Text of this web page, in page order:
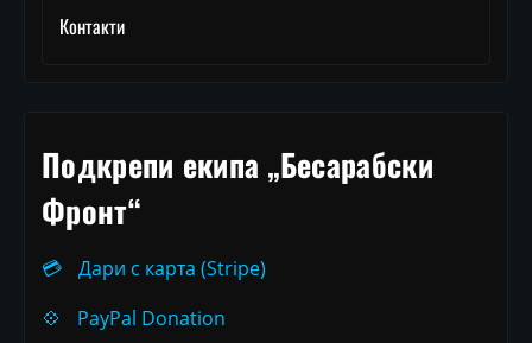
Контакти
Подкрепи екипа „Бесарабски
Фронт“
💳
Дари с карта (Stripe)
💠
PayPal Donation